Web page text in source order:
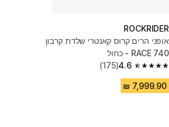
ROCKRIDER
אופני הרים קרוס קאנטרי שלדת קרבון
RACE 740 - כחול
4.6
4.6 out of 5 stars from 175 reviews
(175)